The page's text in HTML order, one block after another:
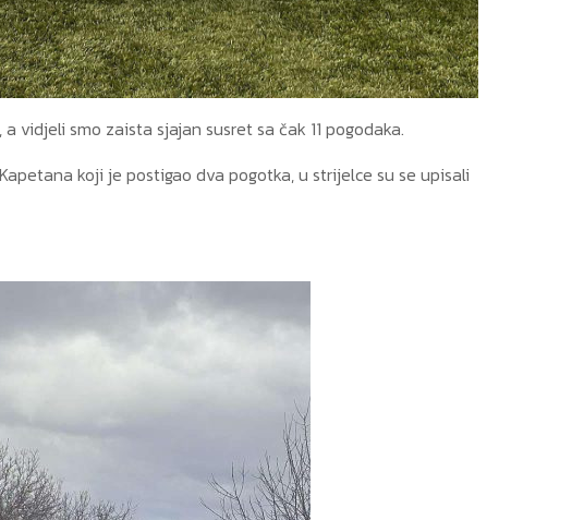
vidjeli smo zaista sjajan susret sa čak 11 pogodaka.
koji je postigao dva pogotka, u strijelce su se upisali